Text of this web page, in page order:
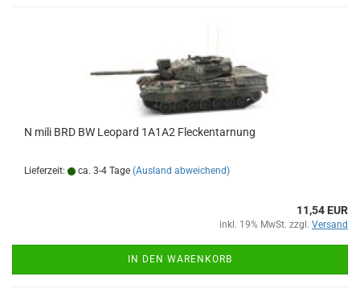
N mili BRD BW Leopard 1A1A2 Fleckentarnung
Lieferzeit: ca. 3-4 Tage (Ausland abweichend)
11,54 EUR
inkl. 19% MwSt. zzgl. Versand
IN DEN WARENKORB